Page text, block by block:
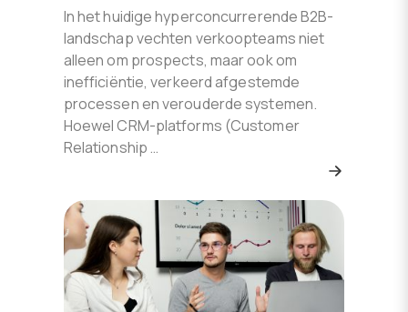
In het huidige hyperconcurrerende B2B-
landschap vechten verkoopteams niet
alleen om prospects, maar ook om
inefficiëntie, verkeerd afgestemde
processen en verouderde systemen.
Hoewel CRM-platforms (Customer
Relationship …